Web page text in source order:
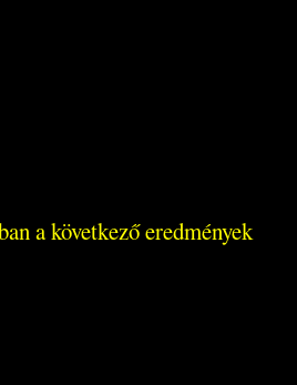
a következő eredmények